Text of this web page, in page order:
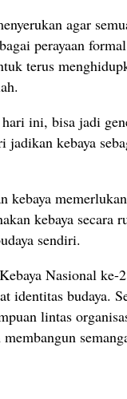
agar
perayaan
terus
ini, bisa jadi
kebaya
kebaya
kebaya secara
sendiri.
Nasional
identitas budaya.
lintas